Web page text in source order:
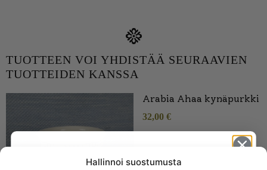
Hallinnoi suostumusta
TUOTTEEN VOI YHDISTÄÄ SEURAAVIEN
TUOTTEIDEN KANSSA
Arabia Ahaa kynäpurkki
32,00 €